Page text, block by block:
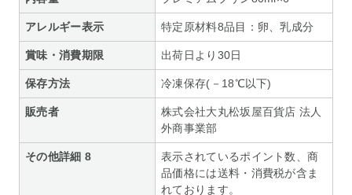
アレルギー表示 特定原材料8品目：卵、乳成分
賞味・消費期限 出荷日より30日
保存方法 冷凍保存(－18℃以下)
販売者
株式会社大丸松坂屋百貨店 法人
外商事業部
その他詳細 8
表示されているポイント数、商
品価格には送料・消費税が含ま
れております。